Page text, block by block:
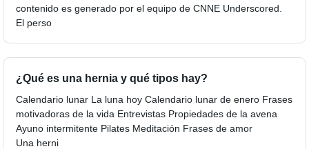
contenido es generado por el equipo de CNNE Underscored.
El perso
¿Qué es una hernia y qué tipos hay?
Calendario lunar La luna hoy Calendario lunar de enero Frases
motivadoras de la vida Entrevistas Propiedades de la avena
Ayuno intermitente Pilates Meditación Frases de amor
Una herni